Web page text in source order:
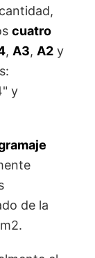
cuatro
, A3, A2 y
y
de la